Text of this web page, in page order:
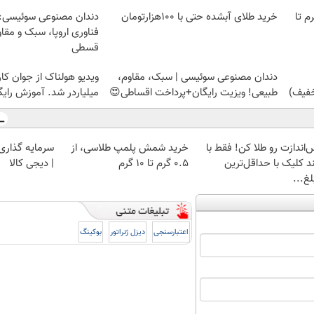
طلاسی، از ۰.۵ گرم تا خرید طلای آبشده حتی با ۱۰۰هزارتومان
دندان مصنوعی
فناوری اروپا، سبک و
قسطی
دندان مصنوعی سوئیسی | سبک، مقاوم،
طبیعی! ویزیت رایگان+پرداخت اقساطی😍
ویدیو هولناک از جوان
میلیاردر شد. آموزش
رو طلا کن! فقط با
کلیک با حداقل‌ترین
خرید شمش پلمپ طلاسی، از
۰.۵ گرم تا ۱۰ گرم
سرمایه
| دیجی کالا
اعتبارسنجی دیزل ژنراتور بوکینگ